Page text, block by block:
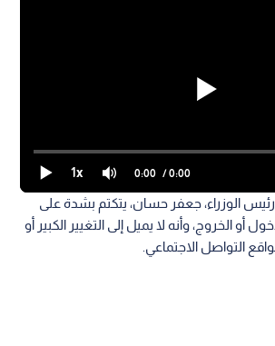
1x 0:00 / 0:00
الوزراء، جعفر حسان، يتكتم بشدة على
أو الخروج، وأنه لا يميل إلى التغيير الكبير أو
التواصل الاجتماعي.